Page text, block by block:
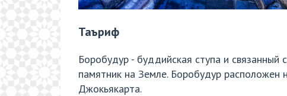
Таъриф
Боробудур - буддийская ступа и
памятник на Земле. Боробудур расположен
Джокьякарта.